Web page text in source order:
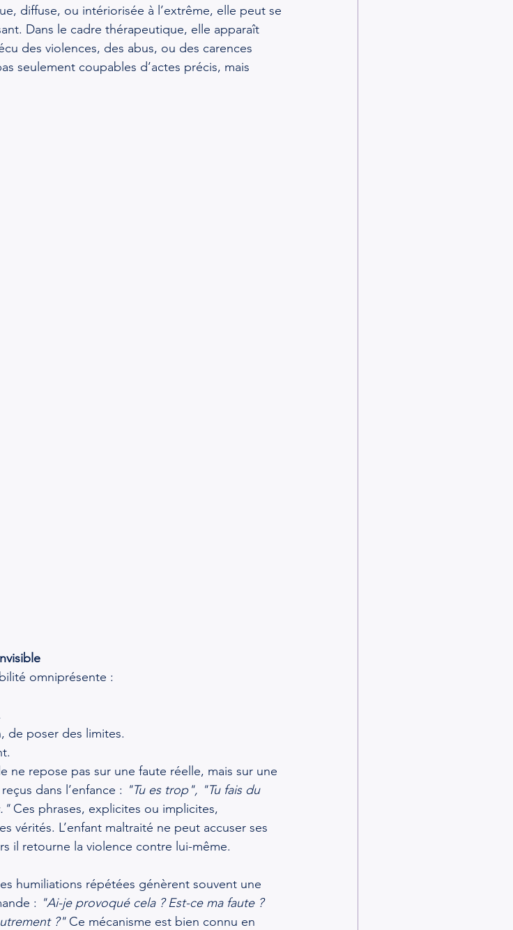
diffuse, ou intériorisée à l’extrême, elle peut se
Dans le cadre thérapeutique, elle apparaît
des violences, des abus, ou des carences
seulement coupables d’actes précis, mais
omniprésente :
de poser des limites.
ne repose pas sur une faute réelle, mais sur une
dans l’enfance : "Tu es trop", "Tu fais du
Ces phrases, explicites ou implicites,
vérités. L’enfant maltraité ne peut accuser ses
il retourne la violence contre lui-même.
humiliations répétées génèrent souvent une
: "Ai-je provoqué cela ? Est-ce ma faute ?
?" Ce mécanisme est bien connu en